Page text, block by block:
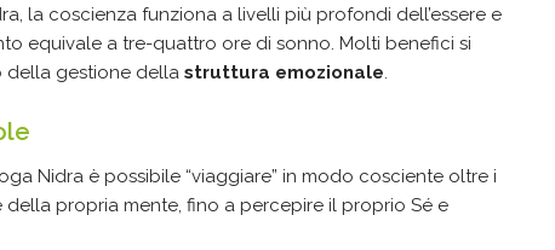
la coscienza funziona a livelli più profondi dell’essere e
equivale a tre-quattro ore di sonno. Molti benefici si
gestione della struttura emozionale
Nidra è possibile “viaggiare” in modo cosciente oltre i
propria mente, fino a percepire il proprio Sé e